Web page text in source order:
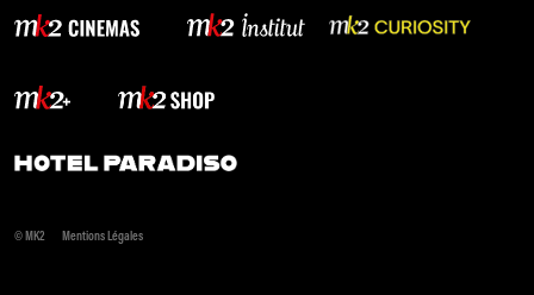
© MK2 Mentions Légales